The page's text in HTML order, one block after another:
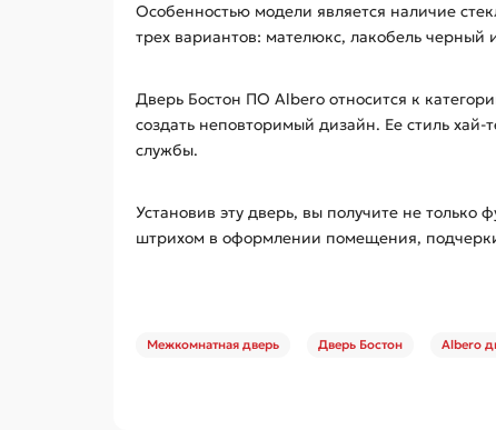
Особенностью модели является наличие
трех вариантов: мателюкс, лакобель
Дверь Бостон ПО Albero относится к
создать неповторимый дизайн. Ее стиль
службы.
Установив эту дверь, вы получите не
штрихом в оформлении помещения,
Межкомнатная дверь Дверь Бостон Albero